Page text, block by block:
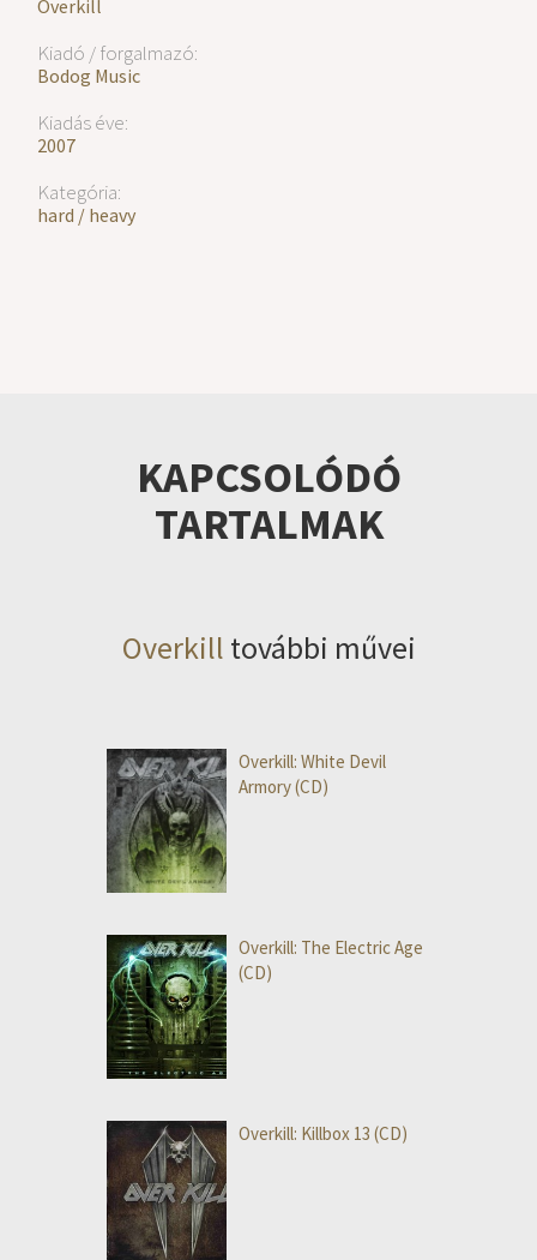
Overkill
Kiadó / forgalmazó:
Bodog Music
Kiadás éve:
2007
Kategória:
hard / heavy
KAPCSOLÓDÓ
TARTALMAK
Overkill további művei
Overkill: White Devil
Armory (CD)
Overkill: The Electric Age
(CD)
Overkill: Killbox 13 (CD)